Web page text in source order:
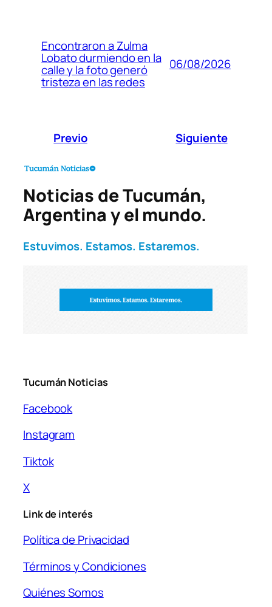
Encontraron a Zulma
Lobato durmiendo en la
calle y la foto generó
tristeza en las redes
06/08/2026
Previo Siguiente
Noticias de Tucumán,
Argentina y el mundo.
Estuvimos. Estamos. Estaremos.
Tucumán Noticias
Facebook
Instagram
Tiktok
X
Link de interés
Política de Privacidad
Términos y Condiciones
Quiénes Somos